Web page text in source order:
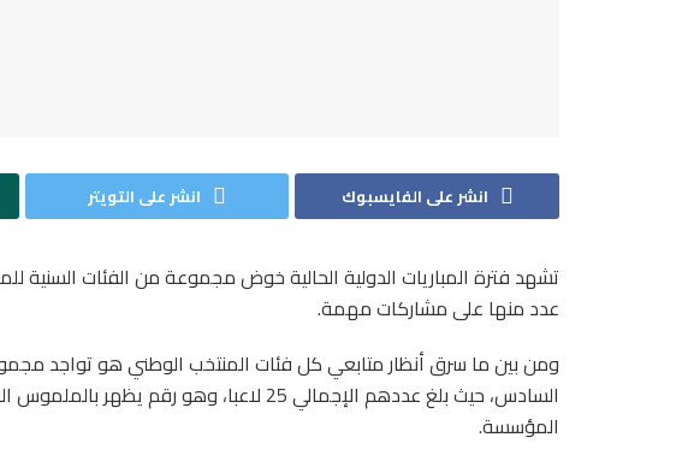
انشر على الفايسبوك انشر على التويتر
تشهد فترة المباريات الدولية الحالية خوض مجموعة من الفئات السنية
عدد منها على مشاركات مهمة.
ومن بين ما سرق أنظار متابعي كل فئات المنتخب الوطني هو تواجد
السادس، حيث بلغ عددهم الإجمالي 25 لاعبا، وهو
المؤسسة.